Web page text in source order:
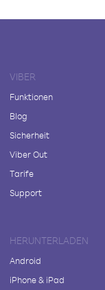
VIBER
Funktionen
Blog
Sicherheit
Viber Out
Tarife
Support
HERUNTERLADEN
Android
iPhone & iPad